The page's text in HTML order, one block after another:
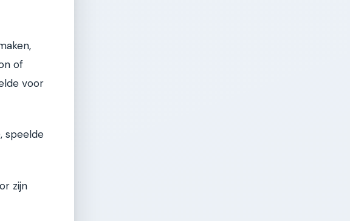
of
voor
speelde
zijn